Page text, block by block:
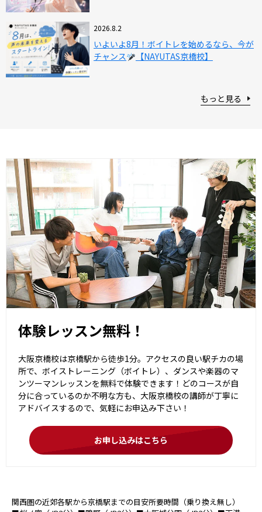
2026.8.2
いよいよ8月！ボイトレを始めるなら、今が
チャンス
【NAYUTAS京橋校】
もっと見る
体験レッスン無料！
大阪京橋校は京橋駅から徒歩1分。アクセスの良い駅チカの場
所で、ボイストレーニング（ボイトレ）、ダンスや楽器のマ
ンツーマンレッスンを無料で体験できます！どのコースが自
分に合っているのか不明な方も、大阪京橋校の講師が丁寧に
アドバイスするので、気軽にお申込み下さい！
お申し込みはこちら
関西圏の近郊各駅から京橋駅までの目安所要時間（乗り換え無し）